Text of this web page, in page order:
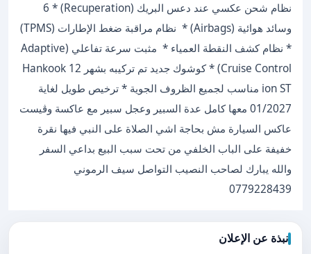
⁠نظام شحن عكسي عند دعس البريك (Recuperation) * ⁠6
وسائد هوائية (Airbags) * ⁠ نظام مراقبة ضغط الإطارات (TPMS)
* ⁠نظام كشف النقطة العمياء * ⁠ مثبت سرعة تفاعلي (Adaptive
Cruise Control) * كوشوك جديد تم تركيبه بشهر 12 Hankook
ion ST مناسب لجميع الظروف الجوية * ⁠ترخيص طويل لغاية
01/2027 معها كامل عدة السبير وعجل سبير مع عاكسة وڤيست
عاكس السيارة مش بحاجة اشي الصلاة على النبي فيها نقرة
خفيفة على الباب الخلفي من تحت سبب البيع بداعي السفر
والله يبارك لصاحب النصيب التواصل سيف الرموني
0779228439
نبذة عن الإعلان